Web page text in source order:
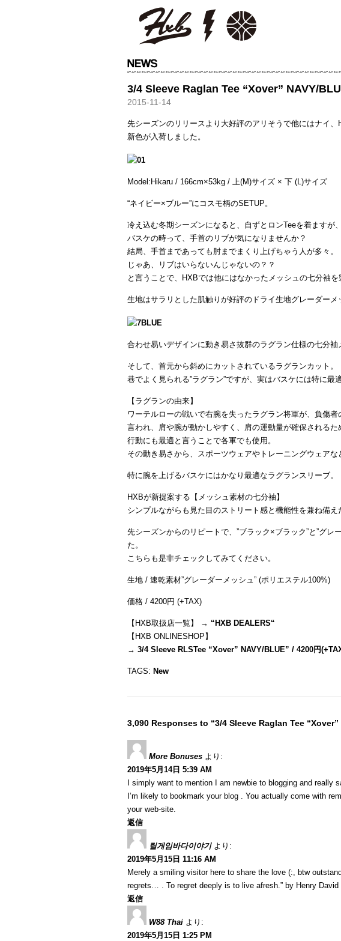
3/4 Sleeve Raglan Tee “Xover” NAVY/
2015-11-14
先シーズンのリリースより大好評のアリそうで他にはナイ、
新色が入荷しました。
Model:Hikaru / 166cm×53kg / 上(M)サイズ × 下 (L)サイズ
“ネイビー×ブルー”にコスモ柄のSETUP。
冷え込む冬期シーズンになると、自ずとロンTeeを着ますが、
バスケの時って、手首のリブが気になりませんか？
結局、手首まであっても肘までまくり上げちゃう人が多々。
じゃあ、リブはいらないんじゃないの？？
と言うことで、HXBでは他にはなかったメッシュの七分袖を
生地はサラリとした肌触りが好評のドライ生地グレーダーメ
合わせ易いデザインに動き易さ抜群のラグラン仕様の七分袖
そして、首元から斜めにカットされているラグランカット。
巷でよく見られる”ラグラン”ですが、実はバスケには特に最適
【ラグランの由来】
ワーテルローの戦いで右腕を失ったラグラン将軍が、負傷
言われ、肩や腕が動かしやすく、肩の運動量が確保される
行動にも最適と言うことで各軍でも使用。
その動き易さから、スポーツウェアやトレーニングウェアな
特に腕を上げるバスケにはかなり最適なラグランスリーブ。
HXBが新提案する【メッシュ素材の七分袖】
シンプルながらも見た目のストリート感と機能性を兼ね備え
先シーズンからのリピートで、”ブラック×ブラック”と”グレ
た。
こちらも是非チェックしてみてください。
生地 / 速乾素材”グレーダーメッシュ” (ポリエステル100%)
価格 / 4200円 (+TAX)
【HXB取扱店一覧】 → “ HXB DEALERS“
【HXB ONLINESHOP】
→ 3/4 Sleeve RLSTee “Xover” NAVY/BLUE” / 4200円
TAGS: New
3,090 Responses to “3/4 Sleeve Raglan Tee “Xover”
More Bonuses より:
2019年5月14日 5:39 AM
I simply want to mention I am newbie to blogging and really
I’m likely to bookmark your blog . You actually come with
your web-site.
返信
릴게임바다이야기 より:
2019年5月15日 11:16 AM
Merely a smiling visitor here to share the love (:, btw
regrets… . To regret deeply is to live afresh.” by Henry David
返信
W88 Thai より:
2019年5月15日 1:25 PM